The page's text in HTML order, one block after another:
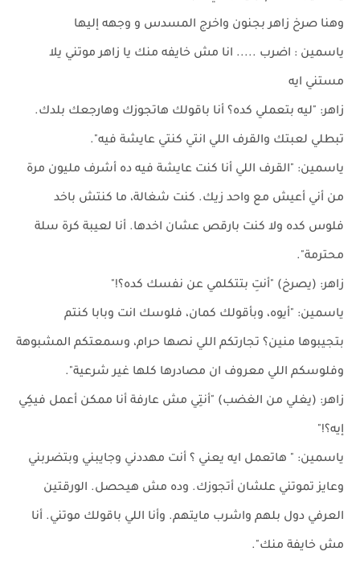
وهنا صرخ زاهر بجنون واخرج المسدس و وجهه إليها
ياسمين : اضرب ..... انا مش خايفه منك يا زاهر موتني يلا
مستني ايه
زاهر: "ليه بتعملي كده؟ أنا باقولك هاتجوزك وهارجعك بلدك.
تبطلي لعبتك والقرف اللي انتي كنتي عايشة فيه".
ياسمين: "القرف اللي أنا كنت عايشة فيه ده أشرف مليون مرة
من أني أعيش مع واحد زيك. كنت شغالة، ما كنتش باخد
فلوس كده ولا كنت بارقص عشان اخدها. أنا لعيبة كرة سلة
محترمة".
زاهر: (يصرخ) "أنتِ بتتكلمي عن نفسك كده؟!"
ياسمين: "أيوه، وبأقولك كمان، فلوسك انت وبابا كنتم
بتجيبوها منين؟ تجارتكم اللي نصها حرام، وسمعتكم المشبوهة
وفلوسكم اللي معروف ان مصادرها كلها غير شرعية".
زاهر: (يغلي من الغضب) "أنتِي مش عارفة أنا ممكن أعمل فيكِي
إيه؟!"
ياسمين: " هاتعمل ايه يعني ؟ أنت مهددني وجايبني وبتضربني
وعايز تموتني علشان أتجوزك. وده مش هيحصل. الورقتين
العرفي دول بلهم واشرب مايتهم. وأنا اللي باقولك موتني. أنا
مش خايفة منك".